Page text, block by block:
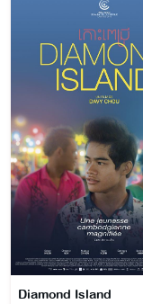
Diamond Island